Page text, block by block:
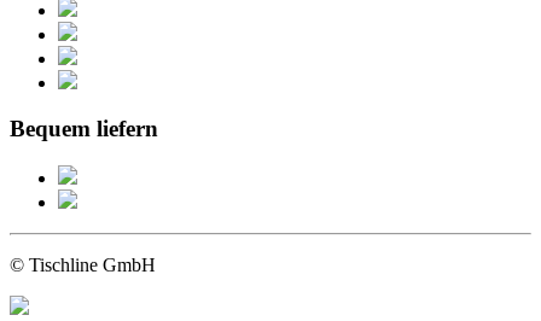
Bequem liefern
© Tischline GmbH